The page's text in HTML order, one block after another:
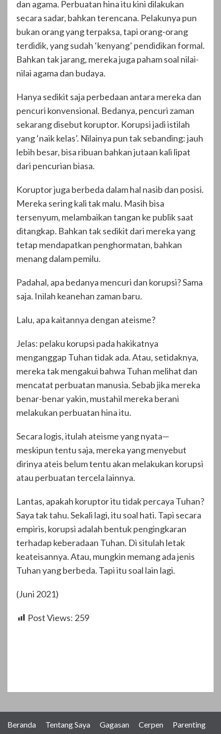
dan agama. Perbuatan hina itu kini dilakukan
secara sadar, bahkan terencana. Pelakunya pun
bukan orang yang terpaksa, tapi orang-orang
terdidik, yang sudah ‘kenyang’ pendidikan formal.
Bahkan tak jarang, mereka juga paham soal nilai-
nilai agama dan budaya.
Hanya sedikit saja perbedaan antara mereka dan
pencuri konvensional. Bedanya, pencuri zaman
sekarang disebut koruptor. Korupsi jadi istilah
yang ‘naik kelas’. Nilainya pun tak sebanding: jauh
lebih besar, bisa ribuan bahkan jutaan kali lipat
dari pencurian biasa.
Koruptor juga berbeda dalam hal nasib dan posisi.
Mereka sering kali tak malu. Masih bisa
tersenyum, melambaikan tangan ke publik saat
ditangkap. Bahkan tak sedikit dari mereka yang
tetap mendapatkan penghormatan, bahkan
menang dalam pemilu.
Padahal, apa bedanya mencuri dan korupsi? Sama
saja. Inilah keanehan zaman baru.
Lalu, apa kaitannya dengan ateisme?
Jelas: pelaku korupsi pada hakikatnya
menganggap Tuhan tidak ada. Atau, setidaknya,
mereka tak mengakui bahwa Tuhan melihat dan
mencatat perbuatan manusia. Sebab jika mereka
benar-benar yakin, mustahil mereka berani
melakukan perbuatan hina itu.
Secara logis, itulah ateisme yang nyata—
meskipun tentu saja, mereka yang menyebut
dirinya ateis belum tentu akan melakukan korupsi
atau perbuatan tercela lainnya.
Lantas, apakah koruptor itu tidak percaya Tuhan?
Saya tak tahu. Sekali lagi, itu soal hati. Tapi secara
empiris, korupsi adalah bentuk pengingkaran
terhadap keberadaan Tuhan. Di situlah letak
keateisannya. Atau, mungkin memang ada jenis
Tuhan yang berbeda. Tapi itu soal lain lagi.
(Juni 2021)
Post Views: 259
Navigation
Beranda Tentang Saya Gagasan Cerpen
Parenting